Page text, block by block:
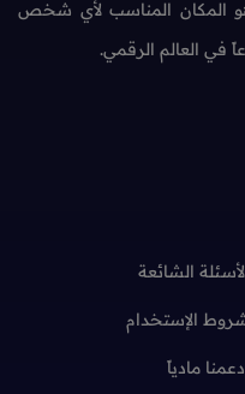
المكان المناسب لأي شخص
في العالم الرقمي.
الشائعة
الإستخدام
مادياً